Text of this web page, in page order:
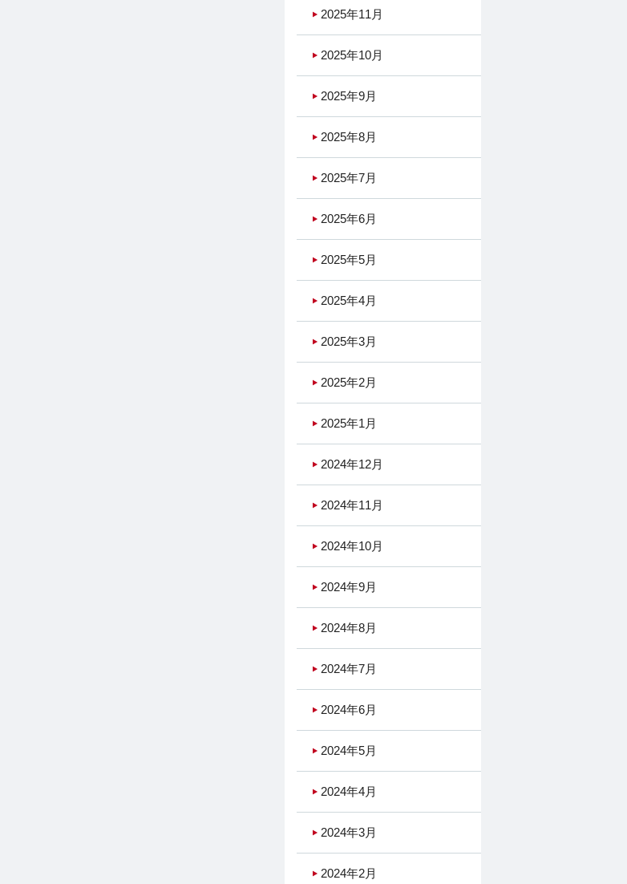
2025年11月
2025年10月
2025年9月
2025年8月
2025年7月
2025年6月
2025年5月
2025年4月
2025年3月
2025年2月
2025年1月
2024年12月
2024年11月
2024年10月
2024年9月
2024年8月
2024年7月
2024年6月
2024年5月
2024年4月
2024年3月
2024年2月